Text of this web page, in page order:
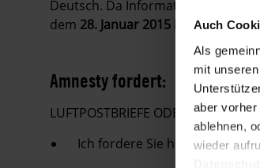
Auch
Als
mit
aber
ablehnen,
wieder
Deutsch. Da Informationen in
dem 28. Januar 2015 keine Appelle
Amnesty fordert:
LUFTPOSTBRIEFE ODER FAXE MIT
Ich fordere Sie höflich auf, die